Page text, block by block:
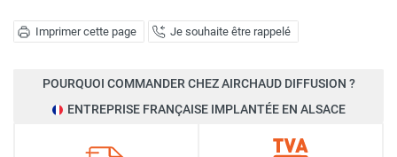
Imprimer cette page Je souhaite être rappelé
POURQUOI COMMANDER CHEZ AIRCHAUD DIFFUSION ?
ENTREPRISE FRANÇAISE IMPLANTÉE EN ALSACE